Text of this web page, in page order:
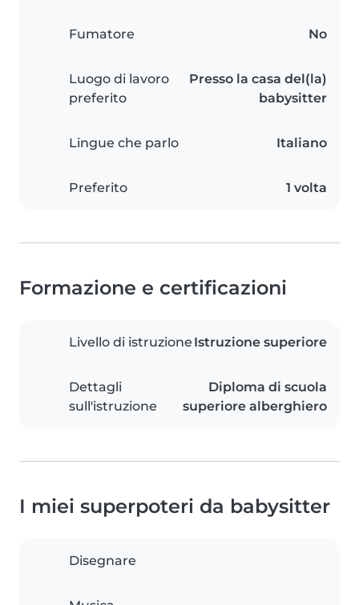
Fumatore No
Luogo di lavoro
preferito
Presso la casa del(la)
babysitter
Lingue che parlo Italiano
Preferito 1 volta
Formazione e certificazioni
Livello di istruzione Istruzione superiore
Dettagli
sull'istruzione
Diploma di scuola
superiore alberghiero
I miei superpoteri da babysitter
Disegnare